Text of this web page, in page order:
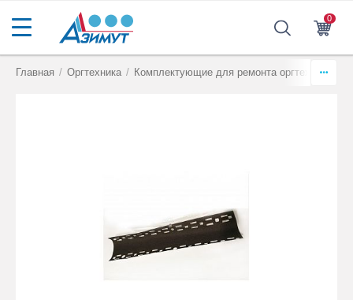
0
Главная / Оргтехника / Комплектующие для ремонта оргтехники